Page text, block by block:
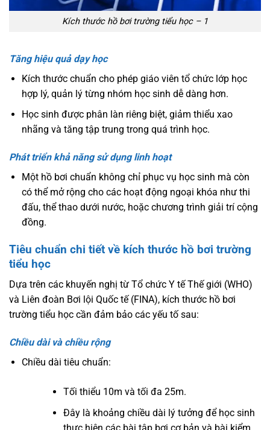
Kích thước hồ bơi trường tiểu học – 1
Tăng hiệu quả dạy học
Kích thước chuẩn cho phép giáo viên tổ chức lớp học
hợp lý, quản lý từng nhóm học sinh dễ dàng hơn.
Học sinh được phân làn riêng biệt, giảm thiểu xao
nhãng và tăng tập trung trong quá trình học.
Phát triển khả năng sử dụng linh hoạt
Một hồ bơi chuẩn không chỉ phục vụ học sinh mà còn
có thể mở rộng cho các hoạt động ngoại khóa như thi
đấu, thể thao dưới nước, hoặc chương trình giải trí cộng
đồng.
Tiêu chuẩn chi tiết về kích thước hồ bơi trường
tiểu học
Dựa trên các khuyến nghị từ Tổ chức Y tế Thế giới (WHO)
và Liên đoàn Bơi lội Quốc tế (FINA), kích thước hồ bơi
trường tiểu học cần đảm bảo các yếu tố sau:
Chiều dài và chiều rộng
Chiều dài tiêu chuẩn:
Tối thiểu 10m và tối đa 25m.
Đây là khoảng chiều dài lý tưởng để học sinh